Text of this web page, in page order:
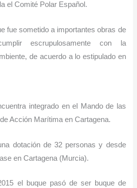
el Comité Polar Español.
fue sometido a importantes obras de
escrupulosamente con la
de acuerdo a lo estipulado en
integrado en el Mando de las
Acción Marítima en Cartagena.
dotación de 32 personas y desde
en Cartagena (Murcia).
el buque pasó de ser buque de